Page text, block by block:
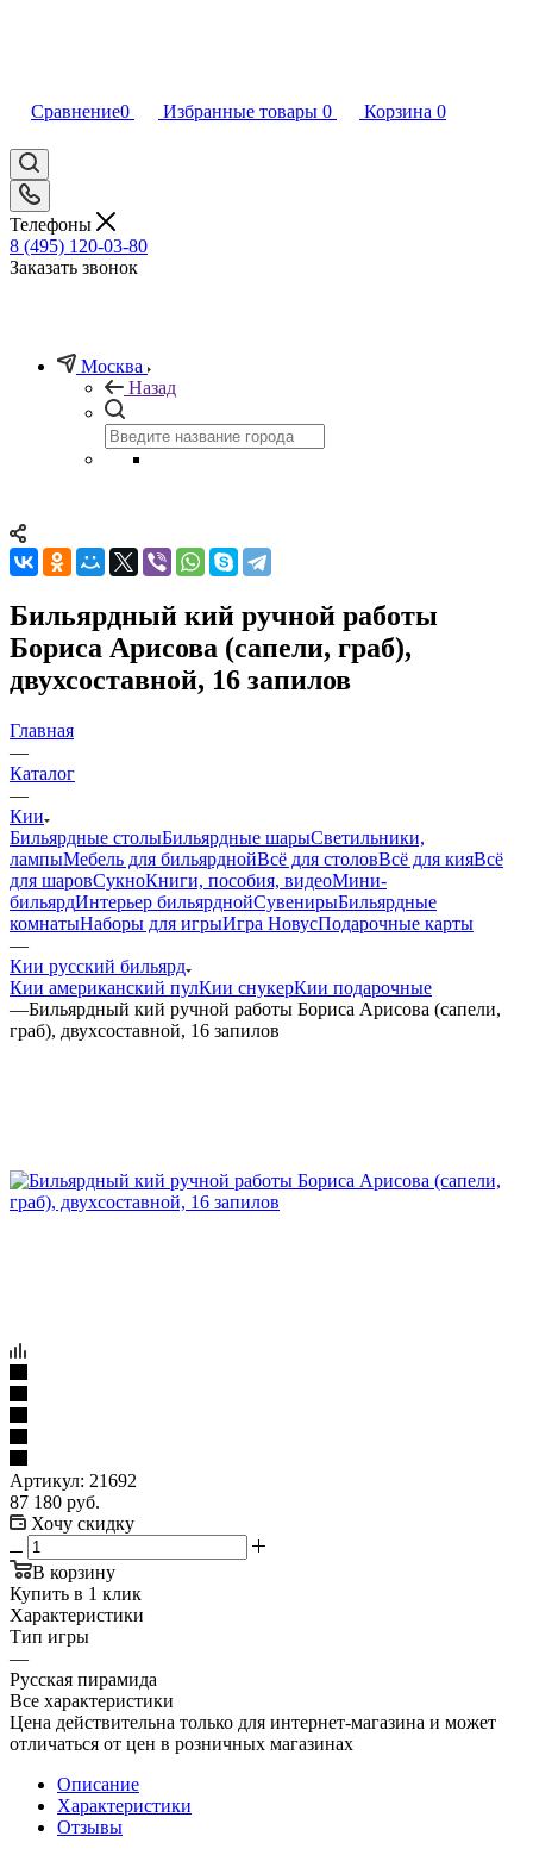
Сравнение0 Избранные товары 0 Корзина 0
Телефоны
8 (495) 120-03-80
Заказать звонок
Москва
Назад
Бильярдный кий ручной работы
Бориса Арисова (сапели, граб),
двухсоставной, 16 запилов
Главная
—
Каталог
—
Кии
Бильярдные столыБильярдные шарыСветильники,
лампыМебель для бильярднойВсё для столовВсё для кияВсё
для шаровСукноКниги, пособия, видеоМини-
бильярдИнтерьер бильярднойСувенирыБильярдные
комнатыНаборы для игрыИгра НовусПодарочные карты
—
Кии русский бильярд
Кии американский пулКии снукерКии подарочные
—Бильярдный кий ручной работы Бориса Арисова (сапели,
граб), двухсоставной, 16 запилов
Артикул: 21692
87 180 руб.
Хочу скидку
В корзину
Купить в 1 клик
Характеристики
Тип игры
—
Русская пирамида
Все характеристики
Цена действительна только для интернет-магазина и может
отличаться от цен в розничных магазинах
Описание
Характеристики
Отзывы